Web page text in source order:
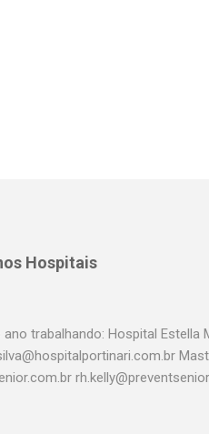
Hospitais
trabalhando: Hospital
AACD